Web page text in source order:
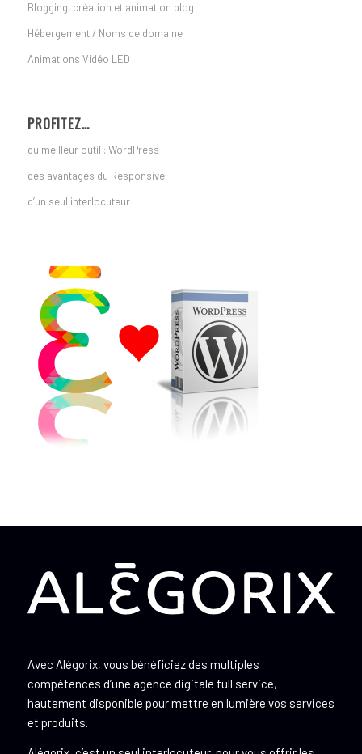
Blogging, création et animation blog
Hébergement / Noms de domaine
Animations Vidéo LED
PROFITEZ…
du meilleur outil : WordPress
des avantages du Responsive
d’un seul interlocuteur
Avec Alégorix, vous bénéficiez des multiples
compétences d’une agence digitale full service,
hautement disponible pour mettre en lumière vos services
et produits.